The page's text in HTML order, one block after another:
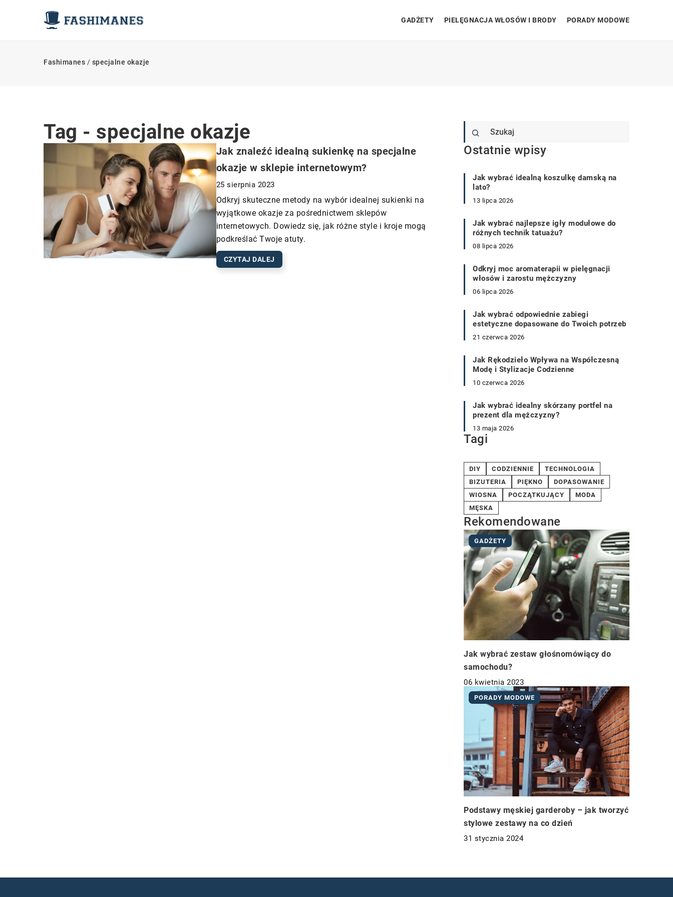
GADŻETY PIELĘGNACJA WŁOSÓW I BRODY PORADY MODOWE
Fashimanes / specjalne okazje
Tag - specjalne okazje
Jak znaleźć idealną sukienkę na specjalne
okazje w sklepie internetowym?
25 sierpnia 2023
Odkryj skuteczne metody na wybór idealnej sukienki na
wyjątkowe okazje za pośrednictwem sklepów
internetowych. Dowiedz się, jak różne style i kroje mogą
podkreślać Twoje atuty.
CZYTAJ DALEJ
Ostatnie wpisy
Jak wybrać idealną koszulkę damską na
lato?
13 lipca 2026
Jak wybrać najlepsze igły modułowe do
różnych technik tatuażu?
08 lipca 2026
Odkryj moc aromaterapii w pielęgnacji
włosów i zarostu mężczyzny
06 lipca 2026
Jak wybrać odpowiednie zabiegi
estetyczne dopasowane do Twoich potrzeb
21 czerwca 2026
Jak Rękodzieło Wpływa na Współczesną
Modę i Stylizacje Codzienne
10 czerwca 2026
Jak wybrać idealny skórzany portfel na
prezent dla mężczyzny?
13 maja 2026
Tagi
DIY CODZIENNIE
TECHNOLOGIA
BIZUTERIA
PIĘKNO
DOPASOWANIE
WIOSNA
POCZĄTKUJĄCY
MODA
MĘSKA
Rekomendowane
GADŻETY
Jak wybrać zestaw głośnomówiący do
samochodu?
06 kwietnia 2023
PORADY MODOWE
Podstawy męskiej garderoby – jak tworzyć
stylowe zestawy na co dzień
31 stycznia 2024